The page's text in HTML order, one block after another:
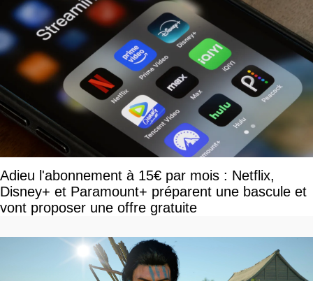
Adieu l'abonnement à 15€ par mois : Netflix,
Disney+ et Paramount+ préparent une bascule et
vont proposer une offre gratuite